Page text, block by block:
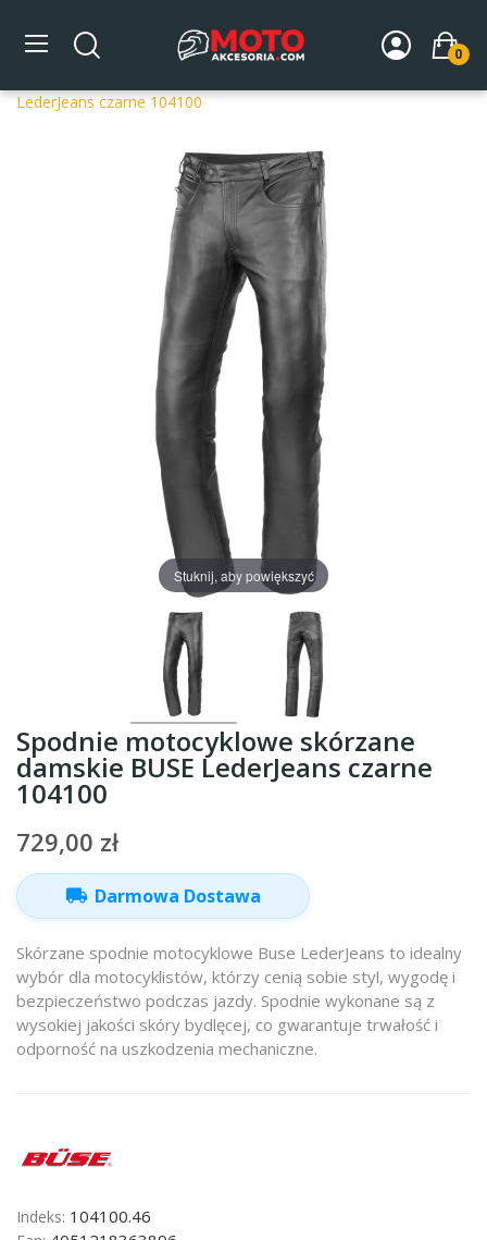
0
Strona główna DLA MOTOCYKLISTY
Spodnie
LederJeans czarne 104100
Stuknij, aby powiększyć
Spodnie motocyklowe skórzane
damskie BUSE LederJeans czarne
104100
729,00 zł
local_shipping Darmowa Dostawa
Skórzane spodnie motocyklowe Buse LederJeans to idealny
wybór dla motocyklistów, którzy cenią sobie styl, wygodę i
bezpieczeństwo podczas jazdy. Spodnie wykonane są z
wysokiej jakości skóry bydlęcej, co gwarantuje trwałość i
odporność na uszkodzenia mechaniczne.
Indeks: 104100.46